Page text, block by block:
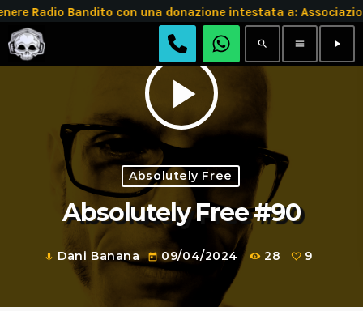
Radio Bandito con una donazione intestata a:
search menu play_arrow
play_arrow
Absolutely Free
Absolutely Free #90
mic Dani Banana today 09/04/2024 28 9